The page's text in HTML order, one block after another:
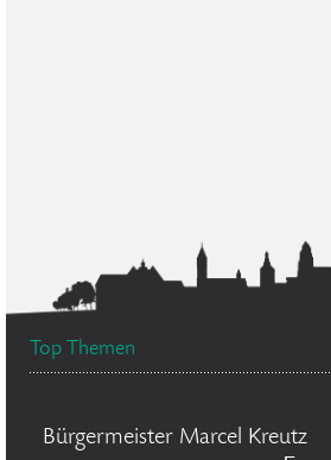
Top Themen
Bürgermeister Marcel Kreutz